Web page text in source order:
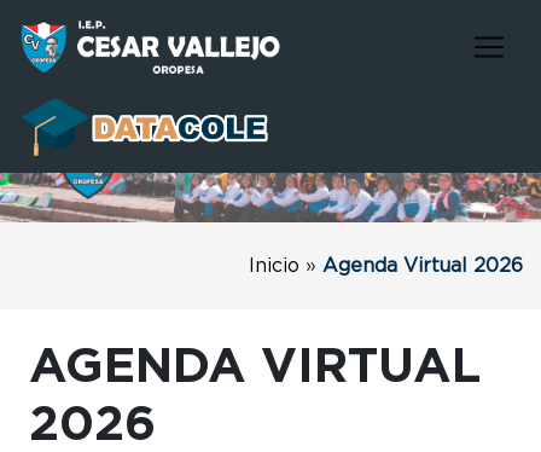
Inicio » Agenda Virtual 2026
AGENDA VIRTUAL
2026